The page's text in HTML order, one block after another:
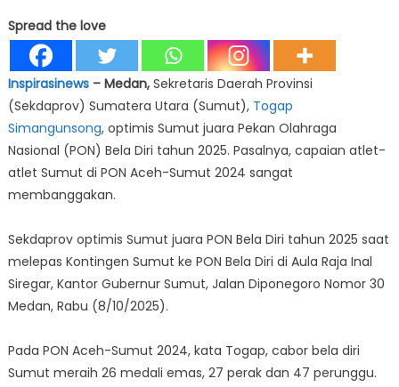
Spread the love
Inspirasinews– Medan,Sekretaris Daerah Provinsi
(Sekdaprov) Sumatera Utara (Sumut), Togap
Simangunsong, optimis Sumut juara Pekan Olahraga
Nasional (PON) Bela Diri tahun 2025. Pasalnya, capaian atlet-
atlet Sumut di PON Aceh-Sumut 2024 sangat
membanggakan.
Sekdaprov optimis Sumut juara PON Bela Diri tahun 2025 saat
melepas Kontingen Sumut ke PON Bela Diri di Aula Raja Inal
Siregar, Kantor Gubernur Sumut, Jalan Diponegoro Nomor 30
Medan, Rabu (8/10/2025).
Pada PON Aceh-Sumut 2024, kata Togap, cabor bela diri
Sumut meraih 26 medali emas, 27 perak dan 47 perunggu.